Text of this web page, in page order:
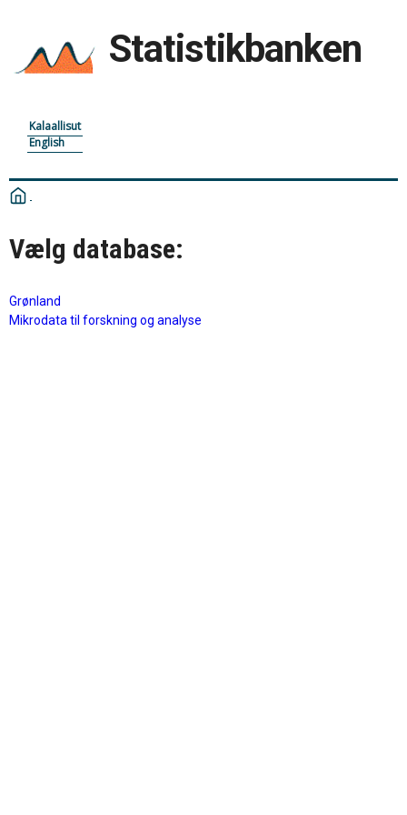
Statistikbanken
Kalaallisut
English
Vælg database:
Grønland
Mikrodata til forskning og analyse